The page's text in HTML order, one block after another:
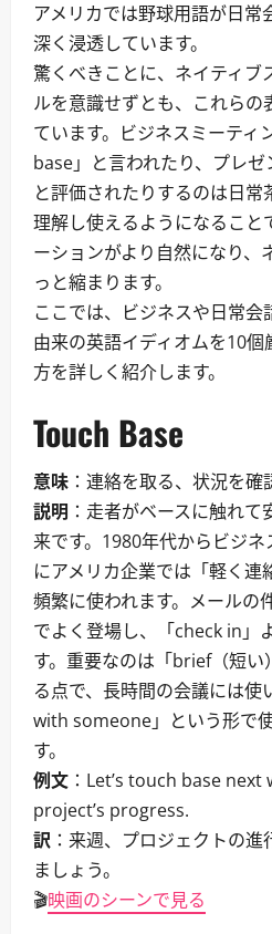
アメリカでは野球用語が日常
深く浸透しています。
驚くべきことに、ネイティブ
ルを意識せずとも、これらの
ています。ビジネスミーティ
base」と言われたり、プレ
と評価されたりするのは日
理解し使えるようになること
ーションがより自然になり、
っと縮まります。
ここでは、ビジネスや日常
由来の英語イディオムを10
方を詳しく紹介します。
Touch Base
意味 ：連絡を取る、状況を確
説明 ：走者がベースに触れ
来です。1980年代からビジ
にアメリカ企業では「軽く連
頻繁に使われます。メールの
でよく登場し、「check in」
す。重要なのは「brief（短い
る点で、長時間の会議には
with someone」という形で
す。
例文 ：Let’s touch base
project’s progress.
訳 ：来週、プロジェクトの
ましょう。
🎬映画のシーンで見る